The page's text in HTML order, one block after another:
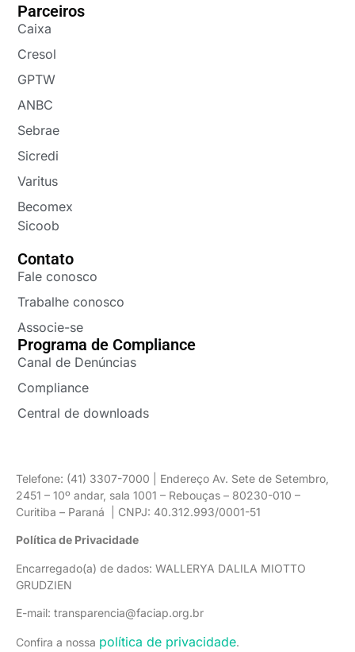
Parceiros
Caixa
Cresol
GPTW
ANBC
Sebrae
Sicredi
Varitus
Becomex
Sicoob
Contato
Fale conosco
Trabalhe conosco
Associe-se
Programa de Compliance
Canal de Denúncias
Compliance
Central de downloads
Telefone: (41) 3307-7000 | Endereço Av. Sete de Setembro,
2451 – 10º andar, sala 1001 – Rebouças – 80230-010 –
Curitiba – Paraná | CNPJ: 40.312.993/0001-51
Política de Privacidade
Encarregado(a) de dados: WALLERYA DALILA MIOTTO
GRUDZIEN
E-mail: transparencia@faciap.org.br
Confira a nossa política de privacidade.